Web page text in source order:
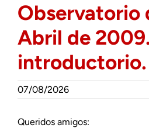
Actualidad
Actividades
Observatorio
Abril de
introductorio.
07/08/2026
Queridos amigos: